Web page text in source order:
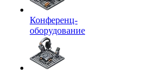
Конференц-
оборудование